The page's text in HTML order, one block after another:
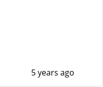
5 years ago